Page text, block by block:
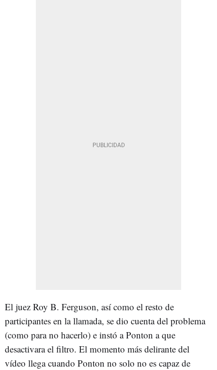
El juez Roy B. Ferguson, así como el resto de
participantes en la llamada, se dio cuenta del problema
(como para no hacerlo) e instó a Ponton a que
desactivara el filtro. El momento más delirante del
vídeo llega cuando Ponton no solo no es capaz de